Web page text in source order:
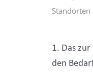
1. Das
den